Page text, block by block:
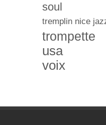
soul
tremplin nice
trompette
usa
voix